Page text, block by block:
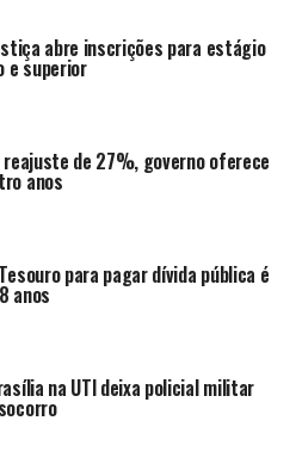
abre inscrições para estágio
e superior
reajuste de 27%, governo oferece
anos
para pagar dívida pública é
anos
na UTI deixa policial militar